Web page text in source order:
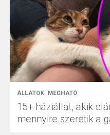
ÁLLATOK MEGHATÓ
15+ háziállat, akik
mennyire szeretik a